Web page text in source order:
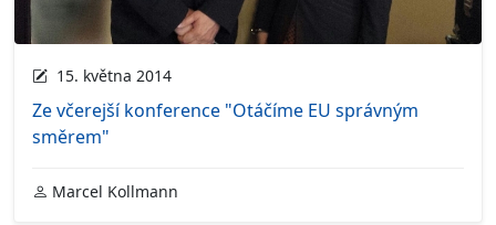
15. května 2014
Ze včerejší konference "Otáčíme EU správným
směrem"
Marcel Kollmann